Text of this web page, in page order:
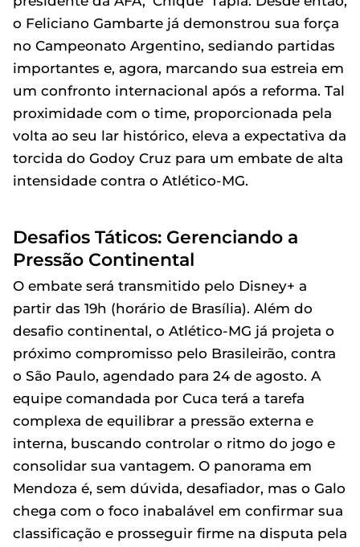
o Feliciano Gambarte já demonstrou sua força
no Campeonato Argentino, sediando partidas
importantes e, agora, marcando sua estreia em
um confronto internacional após a reforma. Tal
proximidade com o time, proporcionada pela
volta ao seu lar histórico, eleva a expectativa da
torcida do Godoy Cruz para um embate de alta
intensidade contra o Atlético-MG.
Desafios Táticos: Gerenciando a
Pressão Continental
O embate será transmitido pelo Disney+ a
partir das 19h (horário de Brasília). Além do
desafio continental, o Atlético-MG já projeta o
próximo compromisso pelo Brasileirão, contra
o São Paulo, agendado para 24 de agosto. A
equipe comandada por Cuca terá a tarefa
complexa de equilibrar a pressão externa e
interna, buscando controlar o ritmo do jogo e
consolidar sua vantagem. O panorama em
Mendoza é, sem dúvida, desafiador, mas o Galo
chega com o foco inabalável em confirmar sua
classificação e prosseguir firme na disputa pela